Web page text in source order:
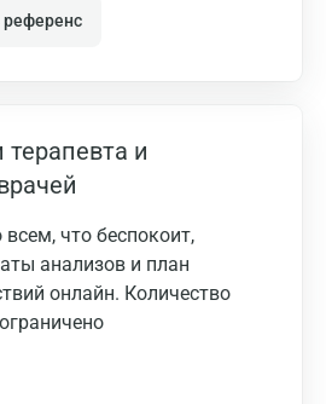
терапевта и
что беспокоит,
анализов и план
онлайн. Количество